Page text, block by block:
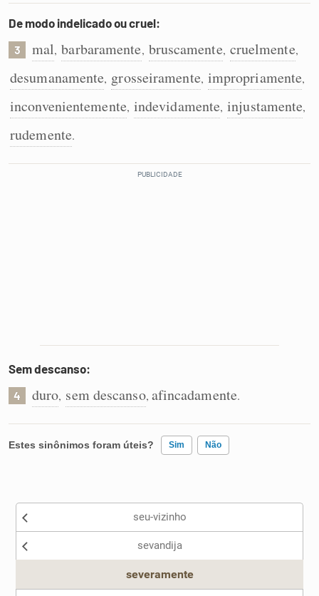
De modo indelicado ou cruel:
3 mal, barbaramente, bruscamente, cruelmente,
desumanamente, grosseiramente, impropriamente,
inconvenientemente, indevidamente, injustamente,
rudemente.
Sem descanso:
4 duro, sem descanso, afincadamente.
Estes sinônimos foram úteis? Sim Não
Nenhum dos sinônimos apresentados me ajudou
seu-vizinho
sevandija
severamente